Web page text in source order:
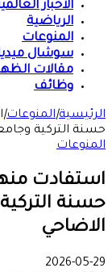
الأخبار
الرياضية
المنوعات
سوشال
مقالات
وظائف
الرئيسية|المنوعات|
حسنة التركية
المنوعات
حسنة
الاضاحي
2026-05-29